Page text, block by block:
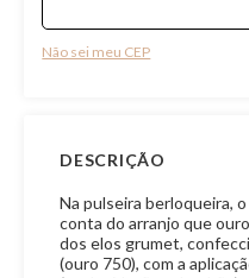
Não sei meu CEP
DESCRIÇÃO
Na pulseira berloqueira,
conta do arranjo que
dos elos grumet,
(ouro 750), com a